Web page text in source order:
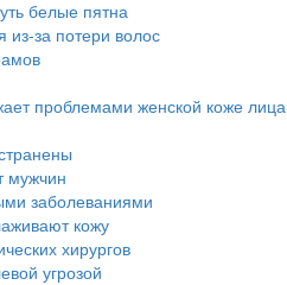
белые пятна
из-за потери волос
проблемами женской коже лица
мужчин
заболеваниями
кожу
хирургов
угрозой